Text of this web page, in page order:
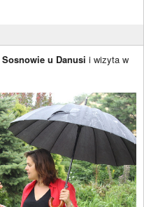
Sosnowie u Danusi i wizyta w